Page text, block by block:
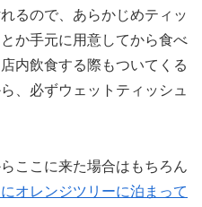
るので、あらかじめティッ
か手元に用意してから食べ
内飲食する際もついてくる
、必ずウェットティッシュ
ここに来た場合はもちろん
オレンジツリーに泊まって